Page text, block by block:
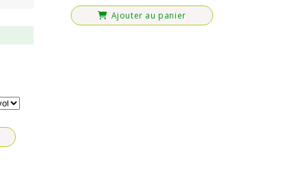
Ajouter au panier